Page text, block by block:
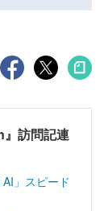
訪問記連
」スピード